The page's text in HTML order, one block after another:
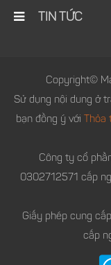
TIN TỨC
Copyright©
Sử dụng nội dung ở
bạn đồng ý với Thỏa
Công ty cổ
0302712571 cấp
Giấy phép cung
cấp